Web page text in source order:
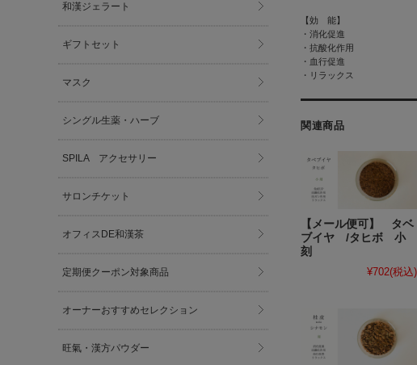
【効 能】
・消化促進
・抗酸化作用
・血行促進
・リラックス
関連商品
【メール便可】 タベ
ブイヤ /タヒボ 小
刻
¥702(税込)
和漢ジェラート
ギフトセット
マスク
シングル生薬・ハーブ
SPILA アクセサリー
サロンチケット
オフィスDE和漢茶
定期便クーポン対象商品
オーナーおすすめセレクション
旺氣・漢方パウダー